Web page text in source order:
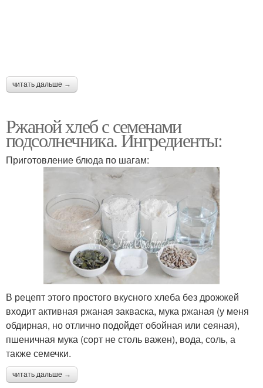
читать дальше →
Ржаной хлеб с семенами
подсолнечника. Ингредиенты:
Приготовление блюда по шагам:
В рецепт этого простого вкусного хлеба без дрожжей
входит активная ржаная закваска, мука ржаная (у меня
обдирная, но отлично подойдет обойная или сеяная),
пшеничная мука (сорт не столь важен), вода, соль, а
также семечки.
читать дальше →